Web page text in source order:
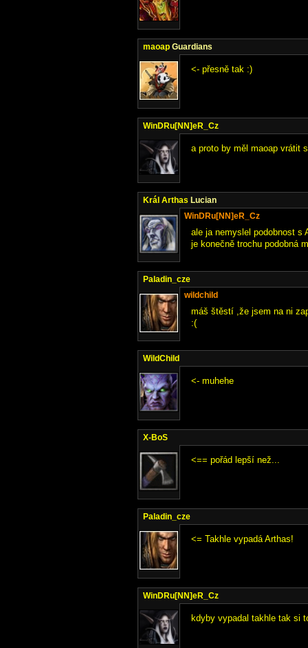
maoap Guardians
<- přesně tak :)
WinDRu[NN]eR_Cz
a proto by měl maoap vrátit
Král Arthas Lucian
WinDRu[NN]eR_Cz
ale ja nemyslel podobnost s
je konečně trochu podobná
Paladin_cze
wildchild
máš štěstí ,že jsem na ni
:(
WildChild
<- muhehe
X-BoS
<== pořád lepší než...
Paladin_cze
<= Takhle vypadá Arthas!
WinDRu[NN]eR_Cz
kdyby vypadal takhle tak si